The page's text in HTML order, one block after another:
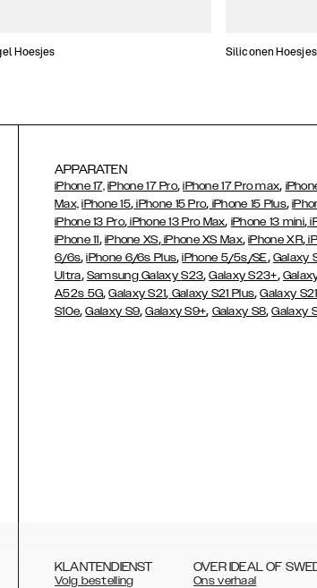
Hoesjes Siliconen Hoesjes
APPARATEN
iPhone 17, iPhone 17 Pro,iPhone 17 Pro max,
Max, iPhone 15, iPhone 15 Pro, iPhone 15 Plus,
iPhone 13 Pro, iPhone 13 Pro Max, iPhone 13 mini,
iPhone 11, iPhone XS,iPhone XS Max,iPhone XR,
6/6s,iPhone 6/6s Plus,iPhone 5/5s/SE, Galaxy
Ultra, Samsung Galaxy S23,Galaxy S23+,
A52s 5G,Galaxy S21, Galaxy S21 Plus,Galaxy
S10e,Galaxy S9,Galaxy S9+, Galaxy S8,Galaxy
KLANTENDIENST
Volg bestelling
OVER IDEAL OF
Ons verhaal